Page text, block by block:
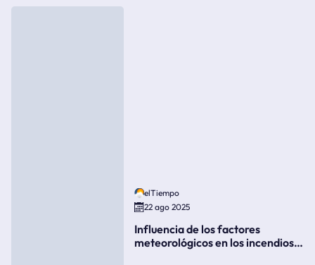
elTiempo
22 ago 2025
Influencia de los factores
meteorológicos en los incendios